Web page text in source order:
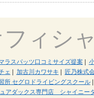
ィシ
ラスパッツ口コミサイズ提案
ェ
加古川カワサキ
匠乃株式
所 セグロドライビングスクール|
アダックス専門店 シャイニー